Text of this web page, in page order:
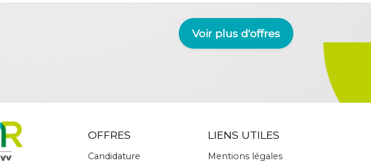
Voir plus d'offres
OFFRES
Candidature
LIENS UTILES
Mentions légales